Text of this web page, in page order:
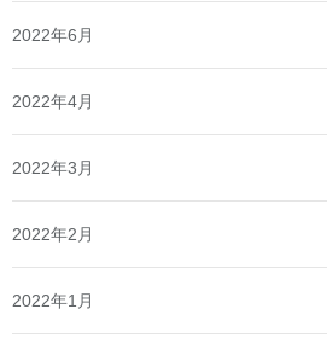
2022年6月
2022年4月
2022年3月
2022年2月
2022年1月